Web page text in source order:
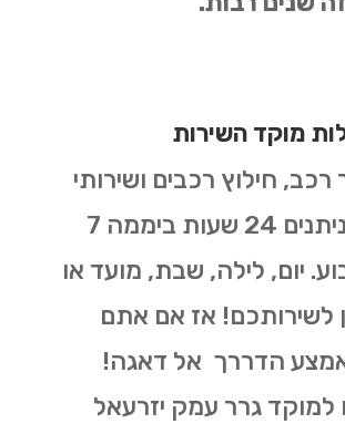
מוקד השירות
רכב, חילוץ רכבים ושירותי
מוסך נייד ניתנים 24 שעות ביממה 7
יום, לילה, שבת, מועד או
לשירותכם! אז אם אתם
הדררך אל דאגה!
למוקד גרר עמק יזרעאל